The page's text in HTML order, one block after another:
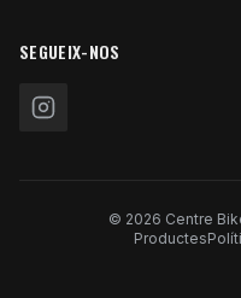
SEGUEIX-NOS
© 2026 Centre
Productes